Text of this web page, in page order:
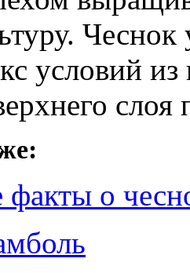
Чеснок
условий
слоя
о